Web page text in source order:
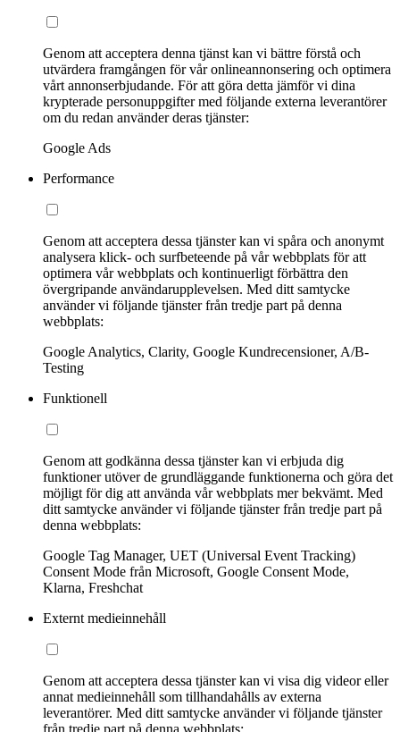
Genom att acceptera denna tjänst kan vi bättre förstå och
utvärdera framgången för vår onlineannonsering och optimera
vårt annonserbjudande. För att göra detta jämför vi dina
krypterade personuppgifter med följande externa leverantörer
om du redan använder deras tjänster:
Google Ads
Performance
Genom att acceptera dessa tjänster kan vi spåra och anonymt
analysera klick- och surfbeteende på vår webbplats för att
optimera vår webbplats och kontinuerligt förbättra den
övergripande användarupplevelsen. Med ditt samtycke
använder vi följande tjänster från tredje part på denna
webbplats:
Google Analytics, Clarity, Google Kundrecensioner, A/B-
Testing
Funktionell
Genom att godkänna dessa tjänster kan vi erbjuda dig
funktioner utöver de grundläggande funktionerna och göra det
möjligt för dig att använda vår webbplats mer bekvämt. Med
ditt samtycke använder vi följande tjänster från tredje part på
denna webbplats:
Google Tag Manager, UET (Universal Event Tracking)
Consent Mode från Microsoft, Google Consent Mode,
Klarna, Freshchat
Externt medieinnehåll
Genom att acceptera dessa tjänster kan vi visa dig videor eller
annat medieinnehåll som tillhandahålls av externa
leverantörer. Med ditt samtycke använder vi följande tjänster